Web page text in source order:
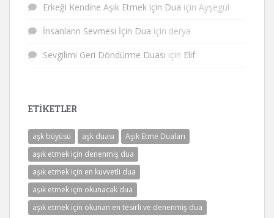
Erkeği Kendine Aşık Etmek için Dua için Ayşegül
İnsanların Sevmesi İçin Dua için derya
Sevgilimi Geri Döndürme Duası için Elif
ETIKETLER
aşk büyüsü aşk duası
Aşık Etme Duaları
aşık etmek için denenmiş dua
aşık etmek için en kuvvetli dua
aşık etmek için okunacak dua
aşık etmek için okunan en tesirli ve denenmiş dua